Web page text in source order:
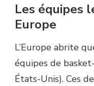
Les équipes
Europe
L’Europe abrite
équipes de
États-Unis). Ces